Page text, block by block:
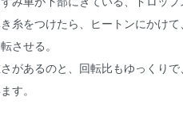
糸をつけたら、ヒートンにかけ
させる。
があるのと、回転比もゆっくり
す。